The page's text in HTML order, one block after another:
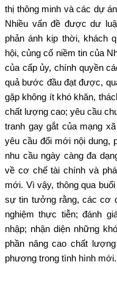
thị thông minh và các dự
Nhiều vấn đề được dư
phản ánh kịp thời, khách
hội, củng cố niềm tin của
của cấp ủy, chính quyền
quả bước đầu đạt được,
gặp không ít khó khăn,
chất lượng cao; yêu cầu
tranh gay gắt của mạng
yêu cầu đổi mới nội dung,
nhu cầu ngày càng đa
về cơ chế tài chính và
mới. Vì vậy, thông qua
sự tin tưởng rằng, các cơ
nghiệm thực tiễn; đánh
nhập; nhận diện những
phần nâng cao chất
phương trong tình hình mới.